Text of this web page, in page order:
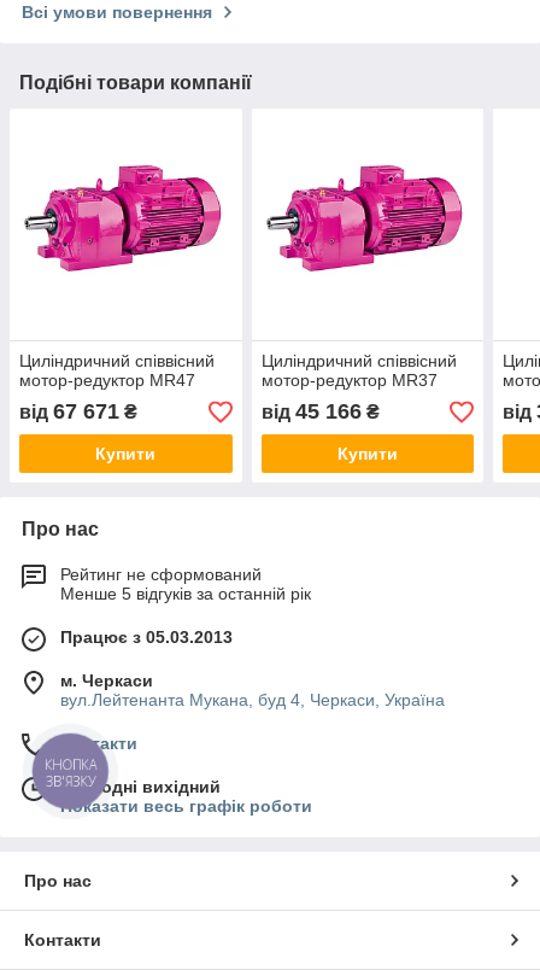
Всі умови повернення
Подібні товари компанії
Циліндричний співвісний
мотор-редуктор MR47
від 67 671 ₴
Купити
Циліндричний співвісний
мотор-редуктор MR37
від 45 166₴
Купити
від
Про нас
Рейтинг не сформований
Менше 5 відгуків за останній рік
Працює з 05.03.2013
м. Черкаси
вул.Лейтенанта Мукана, буд 4, Черкаси, Україна
Контакти
Сьогодні вихідний
Показати весь графік роботи
Про нас
Контакти
КНОПКА
ЗВ'ЯЗКУ